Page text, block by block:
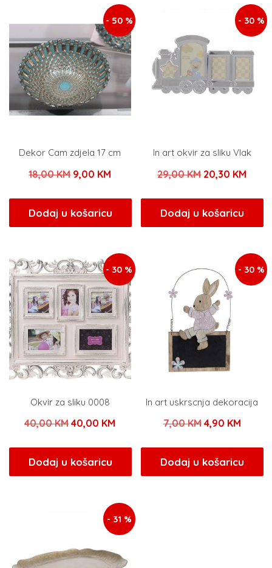
- 50 %
Dekor Cam zdjela 17 cm
18,00KM Izvorna
bila
je:
9,00 KM
je:
9,00 KM.
Dodaj u košaricu
- 30 %
In art okvir za sliku Vlak
29,00KM Izvorna
bila
je:
20,30 KM
Dodaj u košaricu
- 30 %
Okvir za sliku 0008
40,00KMIzvorna
bila
je:
40,00 KM
40,00 KM.
Dodaj u košaricu
- 30 %
In art uskrscnja dekoracija
7,00KM Izvorna
bila
je:
4,90 KM
je:
4,90
Dodaj u košaricu
- 31 %